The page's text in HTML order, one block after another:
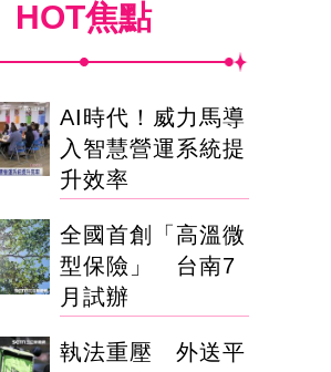
HOT焦點
AI時代！威力馬導
入智慧營運系統提
升效率
全國首創「高溫微
型保險」 台南7
月試辦
執法重壓 外送平